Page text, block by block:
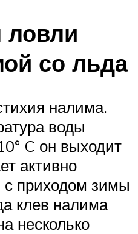
ловли
со льда
налима.
воды
C он выходит
активно
с приходом зимы
клев налима
несколько